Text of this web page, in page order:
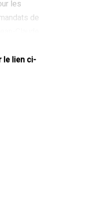
les
de
le lien ci-